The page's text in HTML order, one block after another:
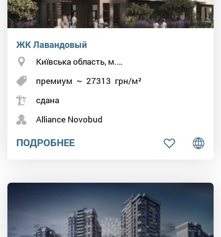
ЖК Лавандовый
Київська область, м.…
премиум ~ 27313 грн/м²
сдана
Alliance Novobud
ПОДРОБНЕЕ